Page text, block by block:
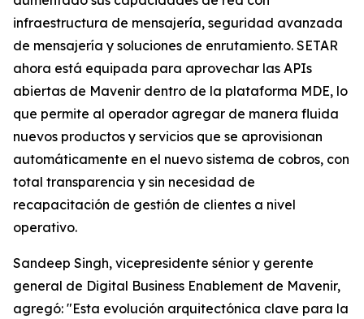
infraestructura de mensajería, seguridad avanzada
de mensajería y soluciones de enrutamiento. SETAR
ahora está equipada para aprovechar las APIs
abiertas de Mavenir dentro de la plataforma MDE, lo
que permite al operador agregar de manera fluida
nuevos productos y servicios que se aprovisionan
automáticamente en el nuevo sistema de cobros, con
total transparencia y sin necesidad de
recapacitación de gestión de clientes a nivel
operativo.
Sandeep Singh, vicepresidente sénior y gerente
general de Digital Business Enablement de Mavenir,
agregó: "Esta evolución arquitectónica clave para la